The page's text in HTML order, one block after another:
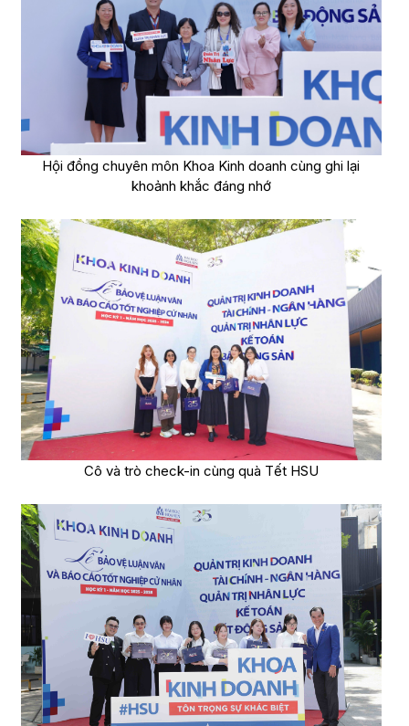
Hội đồng chuyên môn Khoa Kinh doanh cùng ghi lại
khoảnh khắc đáng nhớ
Cô và trò check-in cùng quà Tết HSU